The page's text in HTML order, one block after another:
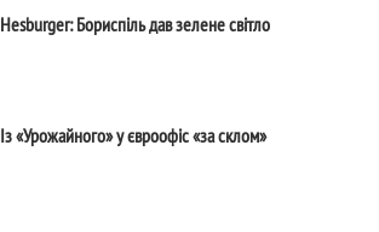
Hesburger: Бориспіль дав зелене світло
Із «Урожайного» у євроофіс «за склом»